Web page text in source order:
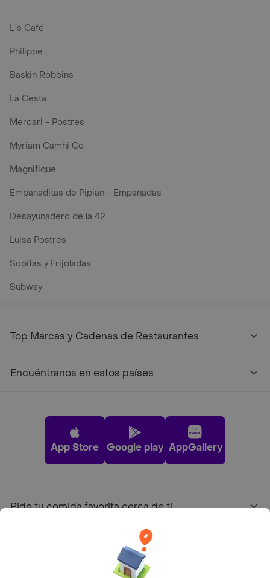
L´s Café
Philippe
Baskin Robbins
La Cesta
Mercari - Postres
Myriam Camhi Co
Magnifique
Empanaditas de Pipian - Empanadas
Desayunadero de la 42
Luisa Postres
Sopitas y Frijoladas
Subway
Top Marcas y Cadenas de Restaurantes
Encuéntranos en estos países
App Store Google play AppGallery
Pide tu comida favorita cerca de ti